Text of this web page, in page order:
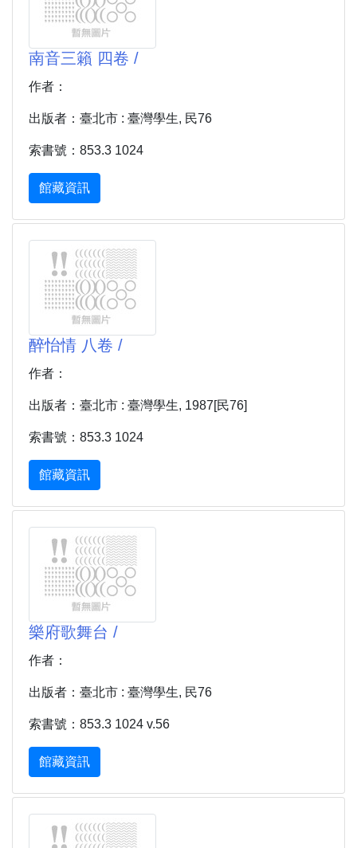
南音三籟 四卷 /
作者：
出版者：臺北市 : 臺灣學生, 民76
索書號：853.3 1024
館藏資訊
醉怡情 八卷 /
作者：
出版者：臺北市 : 臺灣學生, 1987[民76]
索書號：853.3 1024
館藏資訊
樂府歌舞台 /
作者：
出版者：臺北市 : 臺灣學生, 民76
索書號：853.3 1024 v.56
館藏資訊